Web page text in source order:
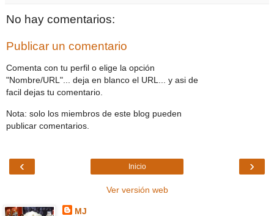
No hay comentarios:
Publicar un comentario
Comenta con tu perfil o elige la opción
"Nombre/URL"... deja en blanco el URL... y asi de
facil dejas tu comentario.
Nota: solo los miembros de este blog pueden
publicar comentarios.
‹ ›
Inicio
Ver versión web
MJ